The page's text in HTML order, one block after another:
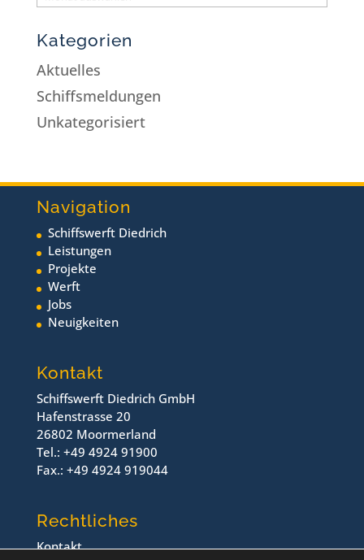
Kategorien
Aktuelles
Schiffsmeldungen
Unkategorisiert
Navigation
Schiffswerft Diedrich
Leistungen
Projekte
Werft
Jobs
Neuigkeiten
Kontakt
Schiffswerft Diedrich GmbH
Hafenstrasse 20
26802 Moormerland
Tel.: +49 4924 91900
Fax.: +49 4924 919044
Rechtliches
Kontakt